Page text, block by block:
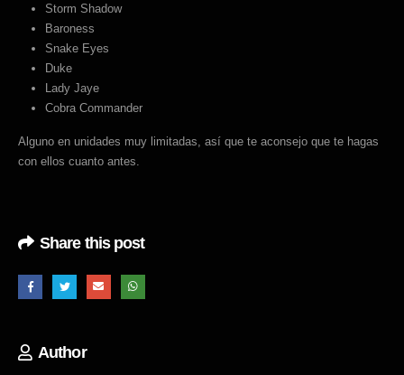
Storm Shadow
Baroness
Snake Eyes
Duke
Lady Jaye
Cobra Commander
Alguno en unidades muy limitadas, así que te aconsejo que te hagas
con ellos cuanto antes.
Share this post
Author